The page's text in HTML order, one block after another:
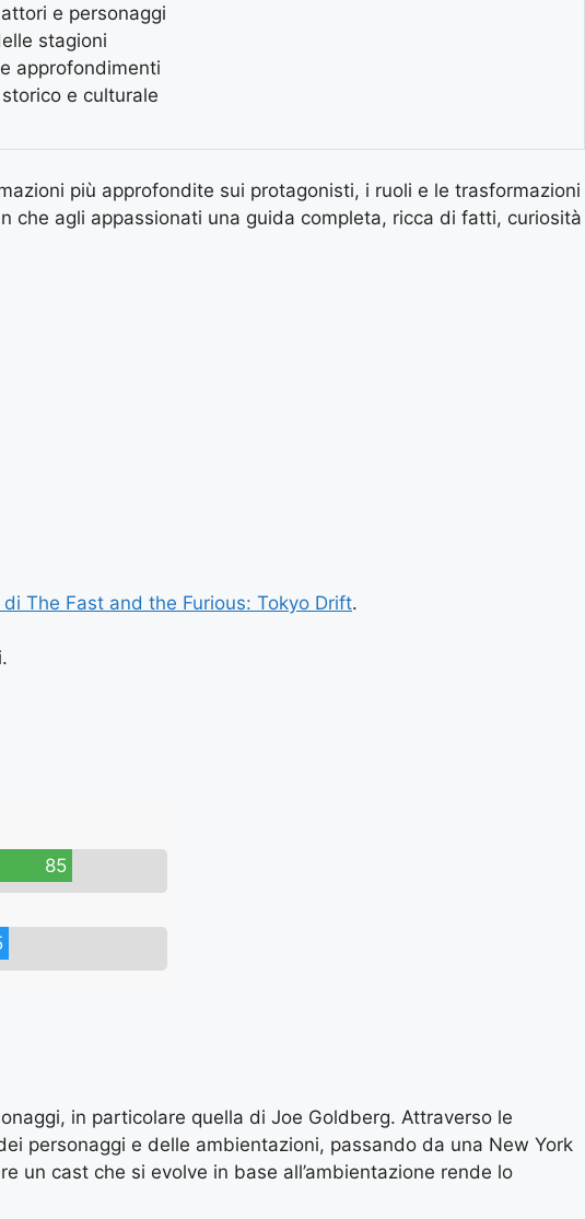
e personaggi
stagioni
approfondimenti
e culturale
più approfondite sui protagonisti, i ruoli e le trasformazioni
che agli appassionati una guida completa, ricca di fatti, curiosità
di The Fast and the Furious: Tokyo Drift.
85
in particolare quella di Joe Goldberg. Attraverso le
personaggi e delle ambientazioni, passando da una New York
un cast che si evolve in base all’ambientazione rende lo